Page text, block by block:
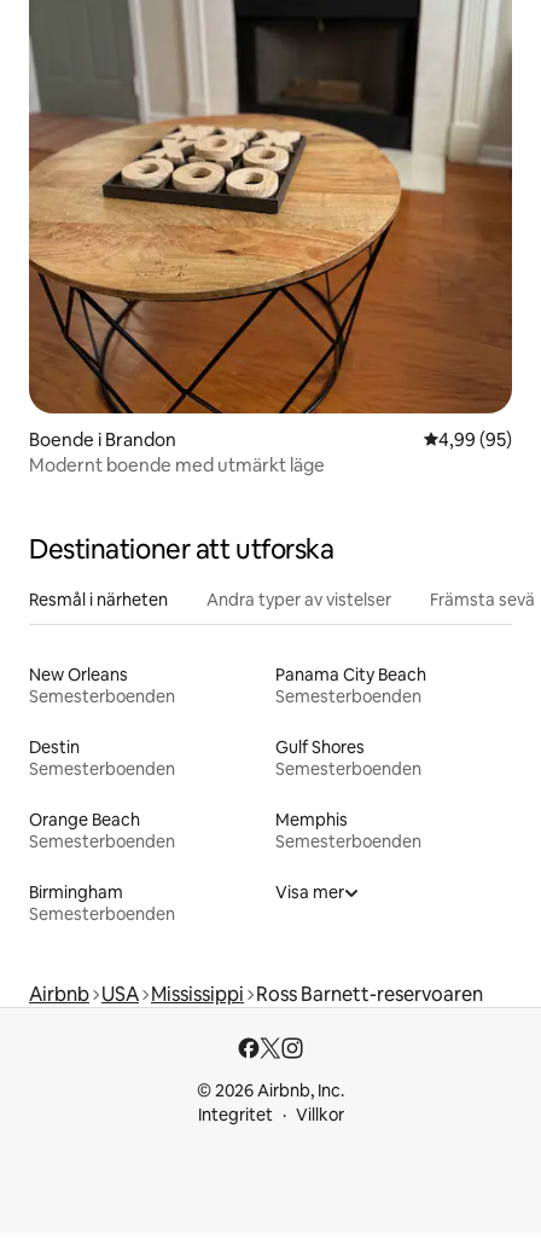
Boende i Brandon 4,99 av 5 i
4,99 (95)
Modernt boende med utmärkt läge
Destinationer att utforska
Resmål i närheten Andra typer av vistelser Främsta
New Orleans
Semesterboenden
Panama City Beach
Semesterboenden
Destin
Semesterboenden
Gulf Shores
Semesterboenden
Orange Beach
Semesterboenden
Memphis
Semesterboenden
Birmingham
Semesterboenden
Visa mer
Airbnb USA Mississippi Ross Barnett-reservoaren
© 2026 Airbnb, Inc.
Integritet
Villkor